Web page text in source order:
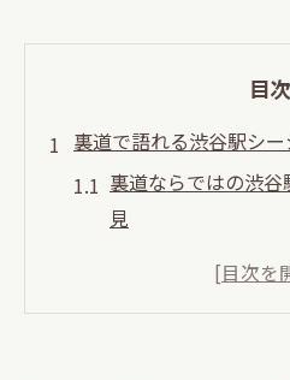
目次
裏道で語れる渋谷駅シ
裏道ならではの渋
見
語れる空間でシー